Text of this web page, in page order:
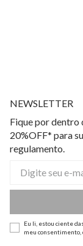
NEWSLETTER
Fique por dentro
20%OFF* para
regulamento.
Eu li, estou ciente
meu consentimento,